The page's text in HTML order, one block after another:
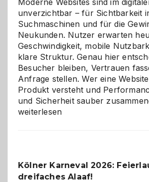
Moderne Websites sind im
unverzichtbar – für Sichtbarkeit
Suchmaschinen und für die
Neukunden. Nutzer erwarten
Geschwindigkeit, mobile
klare Struktur. Genau hier
Besucher bleiben, Vertrauen
Anfrage stellen. Wer eine
Produkt versteht und
und Sicherheit sauber
weiterlesen
Kölner Karneval 2026:
dreifaches Alaaf!